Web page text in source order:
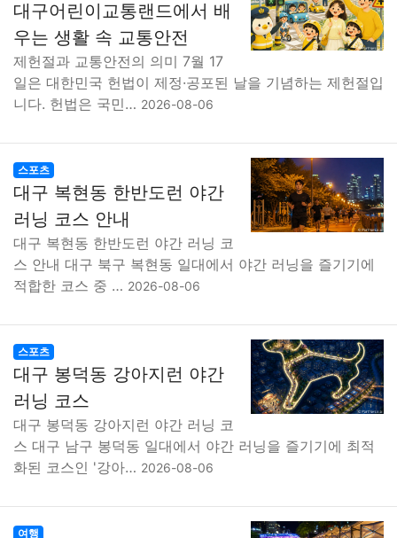
맛집 IT 컴퓨터 기술 사회 정치 건강
의료 의학 경제 마케팅 부동산 외국어 교육
대구어린이교통랜드에서 배
우는 생활 속 교통안전
제헌절과 교통안전의 의미 7월 17
일은 대한민국 헌법이 제정·공포된 날을 기념하는 제헌절입
니다. 헌법은 국민… 2026-08-06
스포츠
대구 복현동 한반도런 야간
러닝 코스 안내
대구 복현동 한반도런 야간 러닝 코
스 안내 대구 북구 복현동 일대에서 야간 러닝을 즐기기에
적합한 코스 중 … 2026-08-06
스포츠
대구 봉덕동 강아지런 야간
러닝 코스
대구 봉덕동 강아지런 야간 러닝 코
스 대구 남구 봉덕동 일대에서 야간 러닝을 즐기기에 최적
화된 코스인 '강아… 2026-08-06
여행